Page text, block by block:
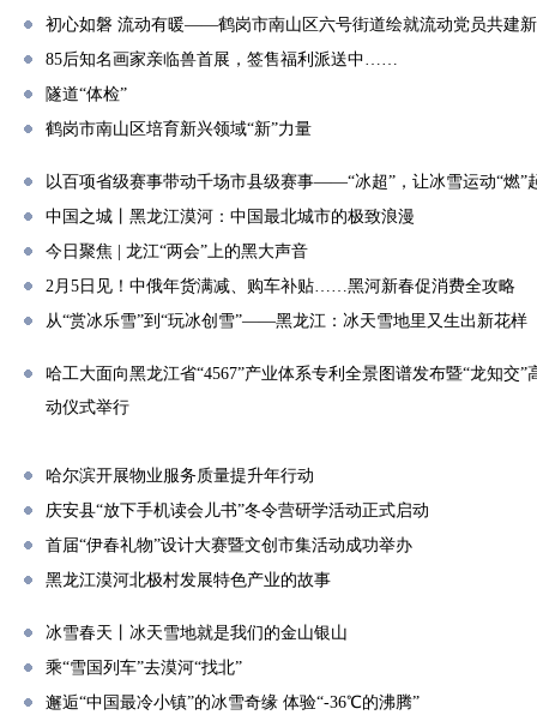
初心如磐 流动有暖——鹤岗市南山区六号街道绘就流动党员共建
85后知名画家亲临兽首展，签售福利派送中……
隧道“体检”
鹤岗市南山区培育新兴领域“新”力量
以百项省级赛事带动千场市县级赛事——“冰超”，让冰雪运动“燃”
中国之城丨黑龙江漠河：中国最北城市的极致浪漫
今日聚焦 | 龙江“两会”上的黑大声音
2月5日见！中俄年货满减、购车补贴……黑河新春促消费全攻略
从“赏冰乐雪”到“玩冰创雪”——黑龙江：冰天雪地里又生出新花样
哈工大面向黑龙江省“4567”产业体系专利全景图谱发布暨“龙知交
动仪式举行
哈尔滨开展物业服务质量提升年行动
庆安县“放下手机读会儿书”冬令营研学活动正式启动
首届“伊春礼物”设计大赛暨文创市集活动成功举办
黑龙江漠河北极村发展特色产业的故事
冰雪春天丨冰天雪地就是我们的金山银山
乘“雪国列车”去漠河“找北”
邂逅“中国最冷小镇”的冰雪奇缘 体验“-36℃的沸腾”